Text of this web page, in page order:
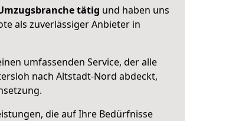
tätig und haben uns
als zuverlässiger Anbieter in
umfassenden Service, der alle
nach Altstadt-Nord abdeckt,
die auf Ihre Bedürfnisse